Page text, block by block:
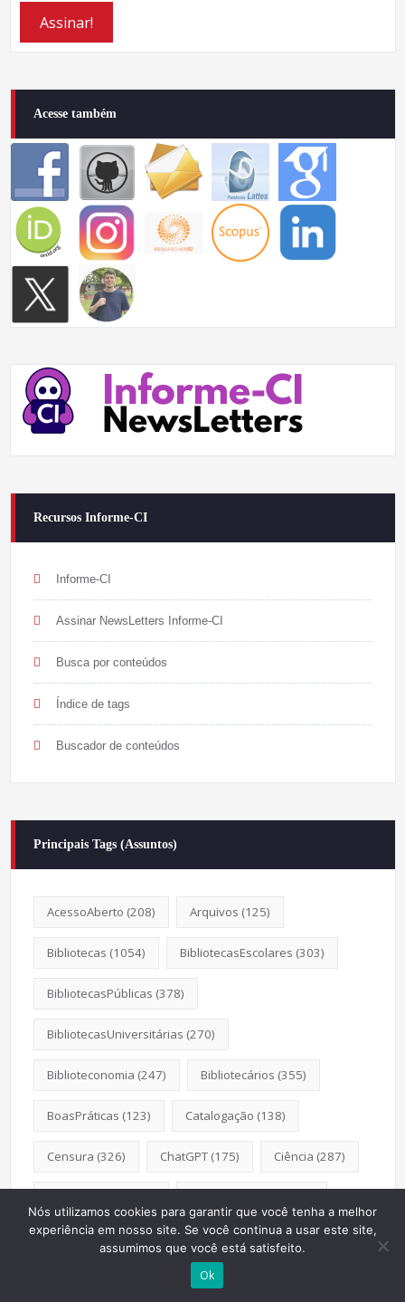
Acesse também
Recursos Informe-CI
Informe-CI
Assinar NewsLetters Informe-CI
Busca por conteúdos
Índice de tags
Buscador de conteúdos
Principais Tags (Assuntos)
AcessoAberto (208) Arquivos (125)
Bibliotecas (1054) BibliotecasEscolares (303)
BibliotecasPúblicas (378)
BibliotecasUniversitárias (270)
Biblioteconomia (247) Bibliotecários (355)
BoasPráticas (123) Catalogação (138)
Censura (326) ChatGPT(175) Ciência (287)
CoInfo(246) ComunicaçãoCientífica(211)
DadosDePesquisa
Nós utilizamos cookies para garantir que você tenha a melhor
experiência em nosso site. Se você continua a usar este site,
assumimos que você está satisfeito.
Ok